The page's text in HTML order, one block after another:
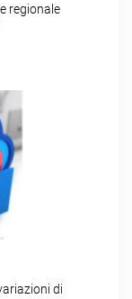
regionale
di